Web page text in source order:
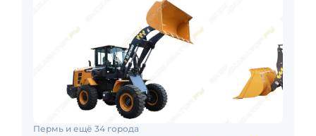
Пермь и ещё 34 города